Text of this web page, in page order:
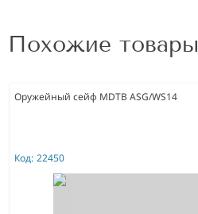
Похожие товары
Оружейный сейф MDTB ASG/WS14
Код: 22450